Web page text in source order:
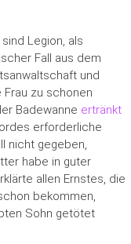
Legion, als
Fall aus dem
und
Frau zu schonen
Badewanne ertränkt
erforderliche
nicht gegeben,
habe in guter
allen Ernstes, die
bekommen,
Sohn getötet